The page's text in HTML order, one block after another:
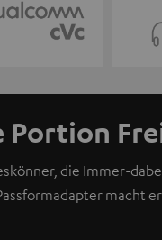
Portion
die Immer-
macht